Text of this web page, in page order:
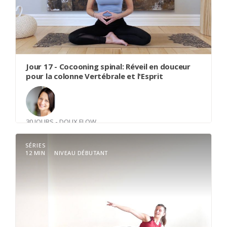
progresser. Lorsque les hanches sont libres de
tension le reste du corps en bénéficie. Être
honnête avec son corps et il sera plus généreux
avec vous.
Jour 17 - Cocooning spinal: Réveil en douceur
pour la colonne Vertébrale et l'Esprit
30 JOURS - DOUX FLOW
AvecNancy Canse
quelques minutes, nous explorerons des
mouvements doux pour libérer les tensions le
SÉRIES
12 MIN
NIVEAU DÉBUTANT